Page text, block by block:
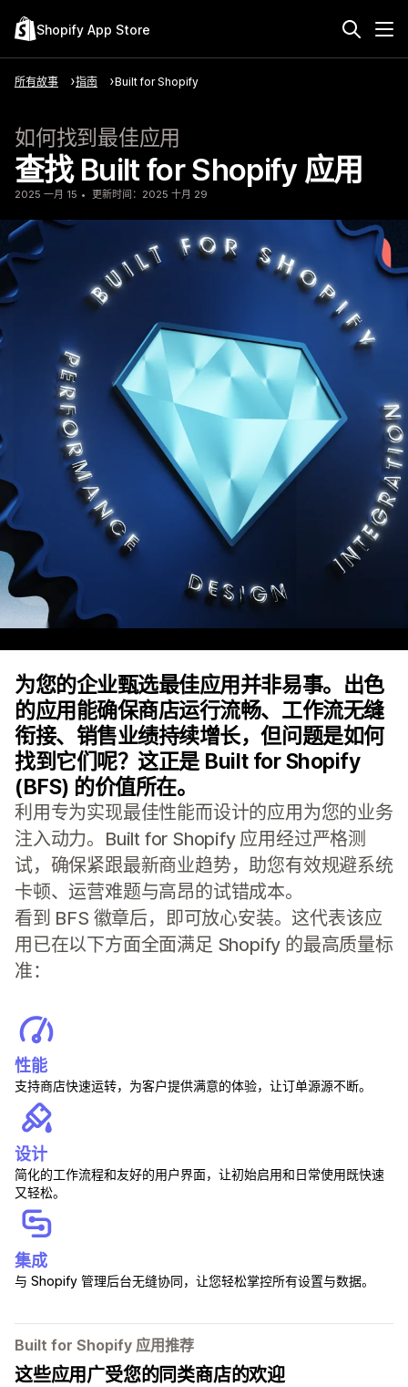
Shopify App Store
所有故事 指南 Built for Shopify
如何找到最佳应用
查找 Built for Shopify 应用
2025 一月 15 更新时间：2025 十月 29
为您的企业甄选最佳应用并非易事。出色
的应用能确保商店运行流畅、工作流无缝
衔接、销售业绩持续增长，但问题是如何
找到它们呢？这正是 Built for Shopify
(BFS) 的价值所在。
利用专为实现最佳性能而设计的应用为您的业务
注入动力。Built for Shopify 应用经过严格测
试，确保紧跟最新商业趋势，助您有效规避系统
卡顿、运营难题与高昂的试错成本。
看到 BFS 徽章后，即可放心安装。这代表该应
用已在以下方面全面满足 Shopify 的最高质量标
准：
性能
支持商店快速运转，为客户提供满意的体验，让订单源源不断。
设计
简化的工作流程和友好的用户界面，让初始启用和日常使用既快速
又轻松。
集成
与 Shopify 管理后台无缝协同，让您轻松掌控所有设置与数据。
Built for Shopify 应用推荐
这些应用广受您的同类商店的欢迎